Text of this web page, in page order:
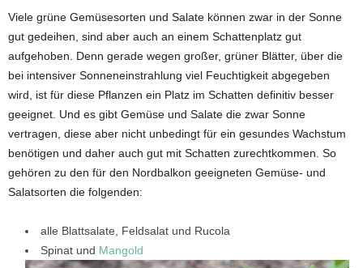
Viele grüne Gemüsesorten und Salate können zwar in der Sonne
gut gedeihen, sind aber auch an einem Schattenplatz gut
aufgehoben. Denn gerade wegen großer, grüner Blätter, über die
bei intensiver Sonneneinstrahlung viel Feuchtigkeit abgegeben
wird, ist für diese Pflanzen ein Platz im Schatten definitiv besser
geeignet. Und es gibt Gemüse und Salate die zwar Sonne
vertragen, diese aber nicht unbedingt für ein gesundes Wachstum
benötigen und daher auch gut mit Schatten zurechtkommen. So
gehören zu den für den Nordbalkon geeigneten Gemüse- und
Salatsorten die folgenden:
alle Blattsalate, Feldsalat und Rucola
Spinat und Mangold